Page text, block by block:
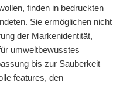
finden in bedruckten
Sie ermöglichen nicht
der Markenidentität,
umweltbewusstes
bis zur Sauberkeit
features, den